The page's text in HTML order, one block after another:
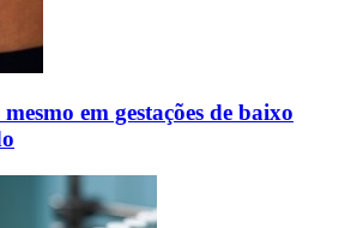
em gestações de baixo